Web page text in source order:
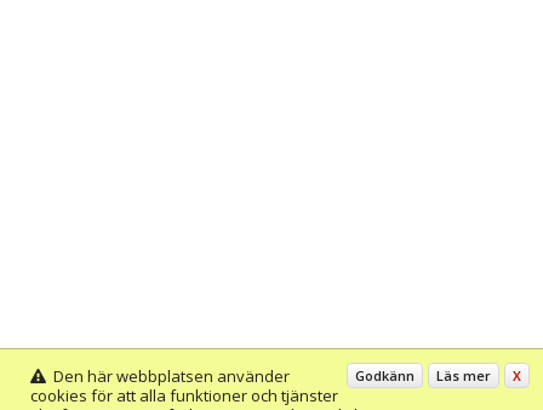
Godkänn Läs mer X
Den här webbplatsen använder
cookies för att alla funktioner och tjänster